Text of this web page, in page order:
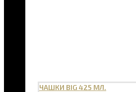
ЧАШКИ BIG 425 МЛ.